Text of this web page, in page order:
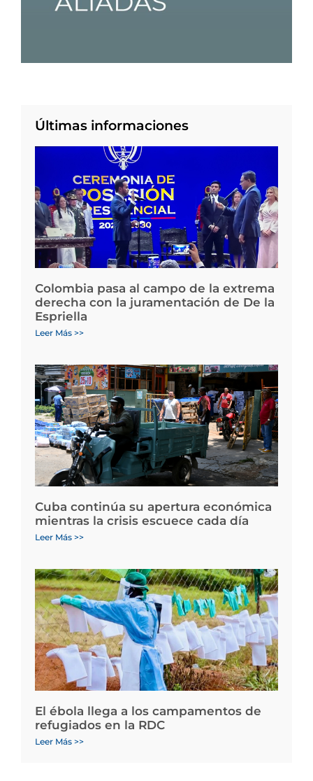
Últimas informaciones
Colombia pasa al campo de la extrema
derecha con la juramentación de De la
Espriella
Leer Más >>
Cuba continúa su apertura económica
mientras la crisis escuece cada día
Leer Más >>
El ébola llega a los campamentos de
refugiados en la RDC
Leer Más >>